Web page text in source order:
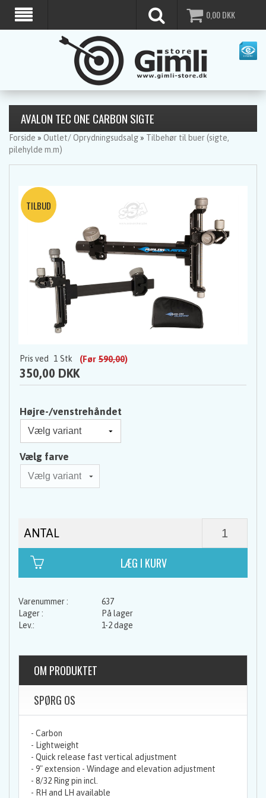
0,00DKK
AVALON TEC ONE CARBON SIGTE
Forside » Outlet/ Oprydningsudsalg » Tilbehør til buer (sigte,
pilehylde m.m)
Pris ved 1 Stk (Før 590,00)
350,00 DKK
Højre-/venstrehåndet
Vælg farve
ANTAL
637
På lager
1-2 dage
OM PRODUKTET
SPØRG OS
- Carbon
- Lightweight
- Quick release fast vertical adjustment
- 9" extension - Windage and elevation adjustment
- 8/32 Ring pin incl.
- RH and LH available